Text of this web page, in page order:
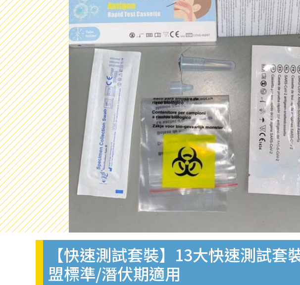
【快速測試套裝】13大快速測試
盟標準/潛伏期適用